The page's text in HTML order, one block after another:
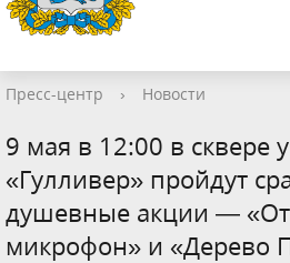
Пресс-центр › Новости
9 мая в 12:00 в сквере
«Гулливер» пройдут
душевные акции —
микрофон» и «Дерево